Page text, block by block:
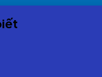
nhưng, với không ít
cơn đau không chỉ ảnh